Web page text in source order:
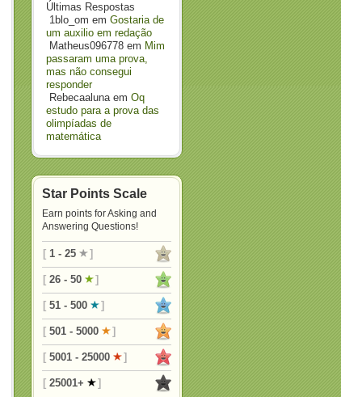
Últimas Respostas
1blo_om em Gostaria de
um auxilio em redação
Matheus096778 em Mim
passaram uma prova,
mas não consegui
responder
Rebecaalunaem Oq
estudo para a prova das
olimpíadas de
matemática
Star Points Scale
Earn points for Asking and
Answering Questions!
[ 1 - 25 ]
[ 26 - 50 ]
[ 51 - 500 ]
[ 501 - 5000 ]
[ 5001 - 25000 ]
[ 25001+ ]